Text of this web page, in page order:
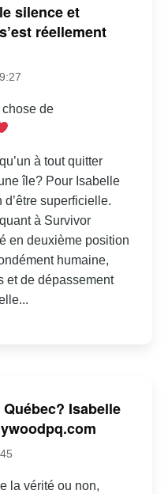
silence et
réellement
de
à tout quitter
île? Pour Isabelle
superficielle.
à Survivor
en deuxième position
humaine,
et de dépassement
Isabelle
la vérité ou non,